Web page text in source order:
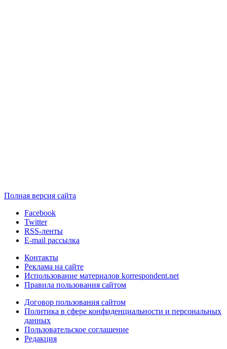
Полная версия сайта
Facebook
Twitter
RSS-ленты
E-mail рассылка
Контакты
Реклама на сайте
Использование материалов korrespondent.net
Правила пользования сайтом
Договор пользования сайтом
Политика в сфере конфиденциальности и персональных
данных
Пользовательское соглашение
Редакция